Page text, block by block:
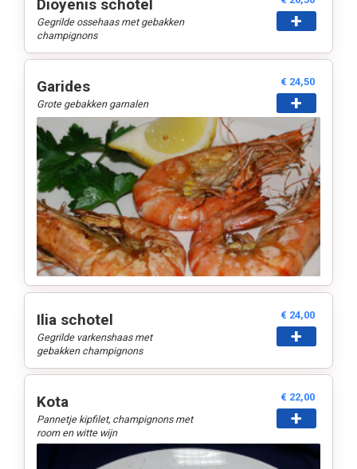
Dioyenis schotel
Gegrilde ossehaas met gebakken
champignons
+
Garides
Grote gebakken garnalen
€ 24,50
+
Ilia schotel
Gegrilde varkenshaas met
gebakken champignons
€ 24,00
+
Kota
Pannetje kipfilet, champignons met
room en witte wijn
€ 22,00
+